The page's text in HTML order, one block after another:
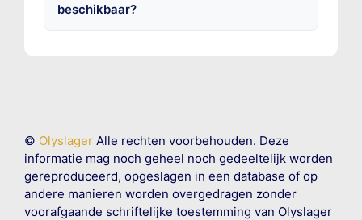
beschikbaar?
© OlyslagerAlle rechten voorbehouden. Deze
informatie mag noch geheel noch gedeeltelijk worden
gereproduceerd, opgeslagen in een database of op
andere manieren worden overgedragen zonder
voorafgaande schriftelijke toestemming van Olyslager